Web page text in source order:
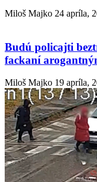
Miloš Majko 24 apríla,
Budú policajti
fackaní
Miloš Majko 19 apríla,